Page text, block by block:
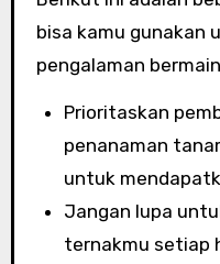
bisa kamu gunakan
pengalaman
Prioritaskan
penanaman
untuk
Jangan lupa
ternakmu setiap